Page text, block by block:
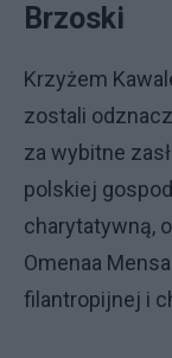
Brzoski
Krzyżem
zostali
za wybitne
polskiej
charytatywną,
Omenaa
filantropijnej i